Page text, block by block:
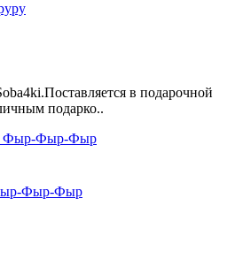
в подарочной
подарко..
Фыр-Фыр